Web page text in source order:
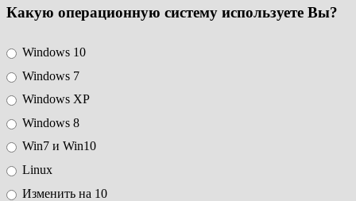
Какую операционную систему используете Вы?
Windows 10
Windows 7
Windows XP
Windows 8
Win7 и Win10
Linux
Изменить на 10